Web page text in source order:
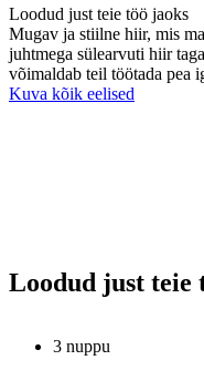
Loodud just teie töö jaoks
Mugav ja stiilne hiir, mis
juhtmega sülearvuti hiir
võimaldab teil töötada pea
Kuva kõik eelised
Loodud just teie
3 nuppu